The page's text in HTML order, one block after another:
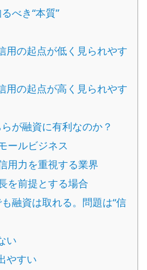
べき“本質”
用の起点が低く見られやす
用の起点が高く見られやす
が融資に有利なのか？
ールビジネス
用力を重視する業界
を前提とする場合
融資は取れる。問題は“信
い
やすい